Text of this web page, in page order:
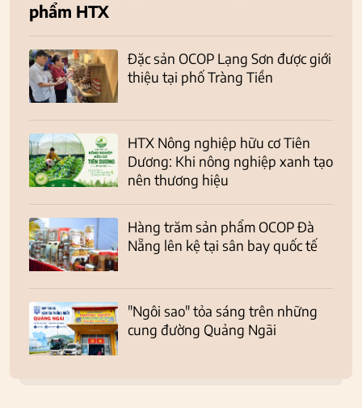
phẩm HTX
Đặc sản OCOP Lạng Sơn được giới
thiệu tại phố Tràng Tiền
HTX Nông nghiệp hữu cơ Tiên
Dương: Khi nông nghiệp xanh tạo
nên thương hiệu
Hàng trăm sản phẩm OCOP Đà
Nẵng lên kệ tại sân bay quốc tế
"Ngôi sao" tỏa sáng trên những
cung đường Quảng Ngãi